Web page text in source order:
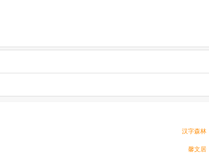
汉字森林
馨文居